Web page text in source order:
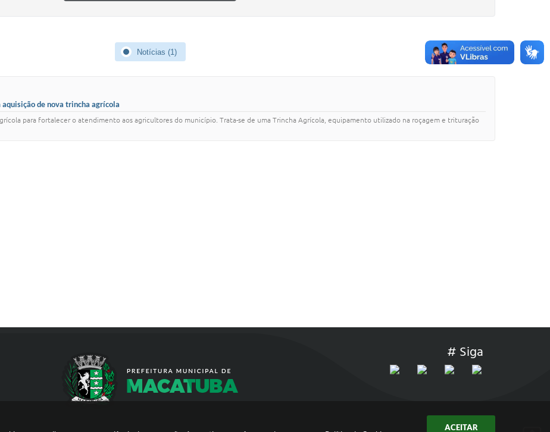
ACEITAR
Notícias (1)
de nova trincha agrícola
para fortalecer o atendimento aos agricultores do município. Trata-se de uma Trincha Agrícola, equipamento utilizado na roçagem e trituração
# Siga